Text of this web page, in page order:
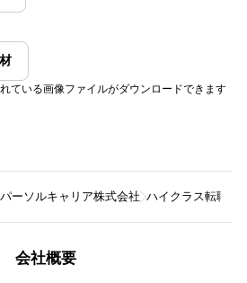
ている画像ファイルがダウンロードできます
パーソルキャリア株式会社 ハイクラス転職サ
会社概要